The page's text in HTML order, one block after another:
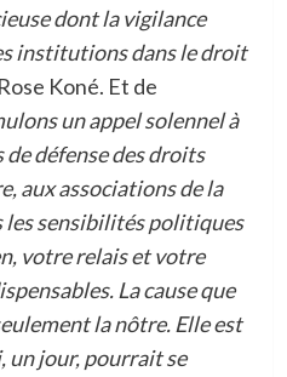
dont la vigilance
institutions dans le droit
Koné. Et de
un appel solennel à
défense des droits
aux associations de la
les sensibilités politiques
votre relais et votre
La cause que
la nôtre. Elle est
un jour, pourrait se